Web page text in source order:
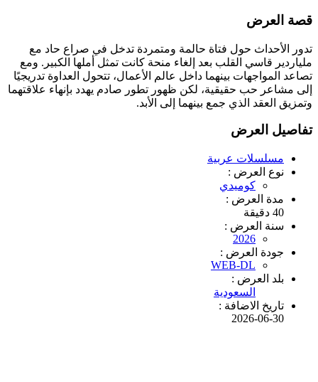
قصة العرض
تدور الأحداث حول فتاة حالمة ومتمردة تدخل في صراع حاد مع
ملياردير قاسي القلب بعد إلغاء منحة كانت تمثل أملها الكبير. ومع
تصاعد المواجهات بينهما داخل عالم الأعمال، تتحول العداوة تدريجيًا
إلى مشاعر حب حقيقية، لكن ظهور تطور صادم يهدد بإنهاء علاقتهما
وتمزيق العقد الذي جمع بينهما إلى الأبد.
تفاصيل العرض
مسلسلات عربية
نوع العرض :
كوميدي
مدة العرض :
40 دقيقة
سنة العرض :
2026
جودة العرض :
WEB-DL
بلد العرض :
السعودية
تاريخ الاضافة :
2026-06-30